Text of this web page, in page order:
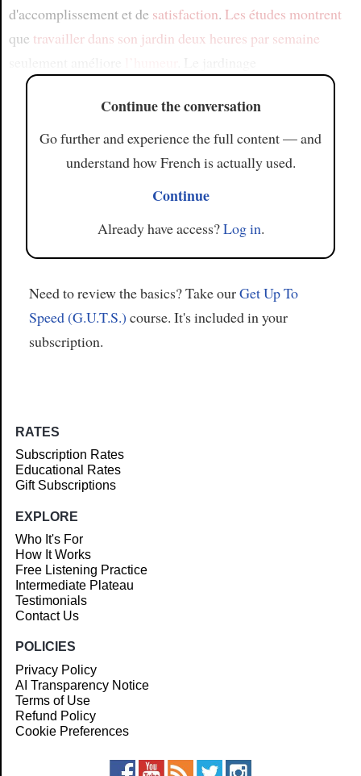
d'accomplissement et de satisfaction. Les études montrent
que travailler dans son jardin deux heures par semaine
Continue the conversation
Go further and experience the full content — and
understand how French is actually used.
Continue
Already have access?Log in.
Need to review the basics? Take ourGet Up To
Speed (G.U.T.S.) course. It's included in your
subscription.
RATES
Subscription Rates
Educational Rates
Gift Subscriptions
EXPLORE
Who It's For
How It Works
Free Listening Practice
Intermediate Plateau
Testimonials
Contact Us
POLICIES
Privacy Policy
AI Transparency Notice
Terms of Use
Refund Policy
Cookie Preferences